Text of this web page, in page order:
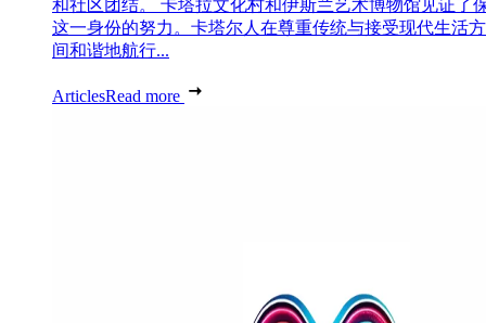
和社区团结。 卡塔拉文化村和伊斯兰艺术博物馆见证了
这一身份的努力。卡塔尔人在尊重传统与接受现代生活
间和谐地航行...
ArticlesRead more